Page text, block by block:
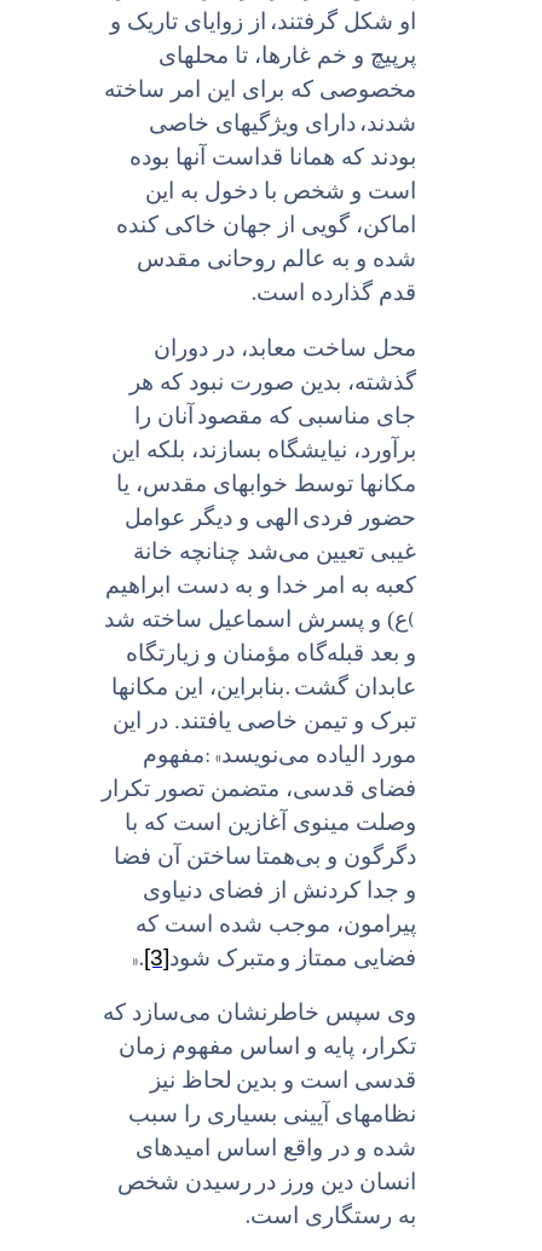
او شکل گرفتند، از زوایای تاریک و
پرپیچ و خم غارها، تا محلهاى
مخصوصى که براى این امر ساخته
شدند، داراى ویژگیهای خاصى
بودند که همانا قداست آنها بوده
است و شخص با دخول به این
اماکن، گویى از جهان خاکى کنده
شده و به عالم روحانى مقدس
قدم گذارده است.
محل ساخت معابد، در دوران
گذشته، بدین صورت نبود که هر
جاى مناسبى که مقصود آنان را
برآورد، نیایشگاه بسازند، بلکه این
مکانها توسط خوابهاى مقدس، یا
حضور فردى الهى و دیگر عوامل
غیبى تعیین می‌شد چنانچه خانة
کعبه به امر خدا و به دست ابراهیم
(ع) و پسرش اسماعیل ساخته شد
و بعد قبله‌گاه مؤمنان و زیارتگاه
عابدان گشت .بنابراین، این مکانها
تبرک و تیمن خاصى یافتند. در این
مورد الیاده می‌نویسد: «مفهوم
فضای قدسی، متضمن تصور تکرار
وصلت مینوى آغازین است که با
دگرگون و بی‌همتا ساختن آن فضا
و جدا کردنش از فضاى دنیاوى
پیرامون، موجب شده است که
فضایى ممتاز و متبرک شود ».[3]
وی سپس خاطرنشان می‌سازد که
تکرار، پایه و اساس مفهوم زمان
قدسى است و بدین لحاظ نیز
نظامهاى آیینى بسیارى را سبب
شده و در واقع اساس امیدهاى
انسان دین ورز در رسیدن شخص
به رستگارى است.